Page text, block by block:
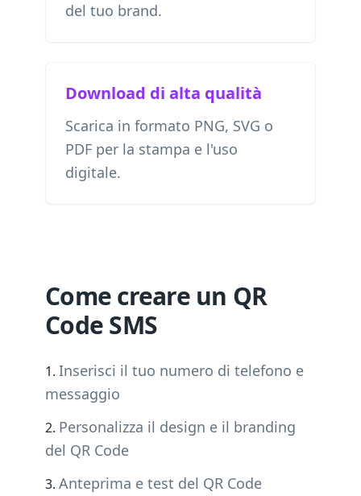
del tuo brand.
Download di alta qualità
Scarica in formato PNG, SVG o
PDF per la stampa e l'uso
digitale.
Come creare un QR
Code SMS
Inserisci il tuo numero di telefono e
messaggio
Personalizza il design e il branding
del QR Code
Anteprima e test del QR Code